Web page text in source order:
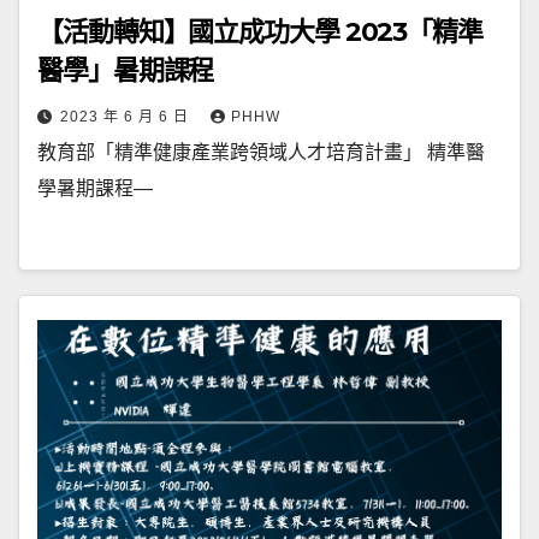
【活動轉知】國立成功大學 2023「精準
醫學」暑期課程
2023 年 6 月 6 日 PHHW
教育部「精準健康產業跨領域人才培育計畫」 精準醫
學暑期課程—